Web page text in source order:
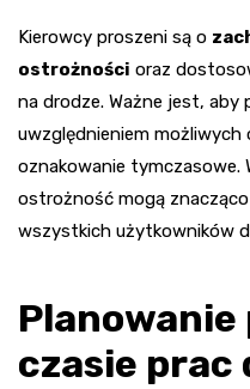
Kierowcy proszeni są o
ostrożności oraz
na drodze. Ważne jest, aby
uwzględnieniem możliwych
oznakowanie tymczasowe.
ostrożność mogą
wszystkich użytkowników
Planowanie
czasie prac